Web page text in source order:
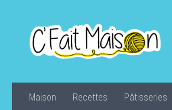
Maison Recettes Pâtisseries